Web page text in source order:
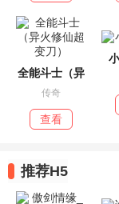
全能斗士（异
传奇
查看
推荐H5